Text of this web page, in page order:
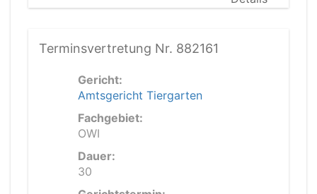
Terminsvertretung Nr. 882161
Gericht:
Amtsgericht Tiergarten
Fachgebiet:
OWI
Dauer:
30